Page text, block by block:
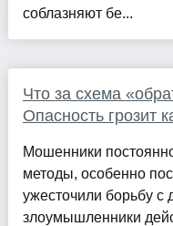
соблазняют бе...
Что за схема
Опасность грозит
Мошенники
методы, особенно
ужесточили борьбу с
злоумышленники